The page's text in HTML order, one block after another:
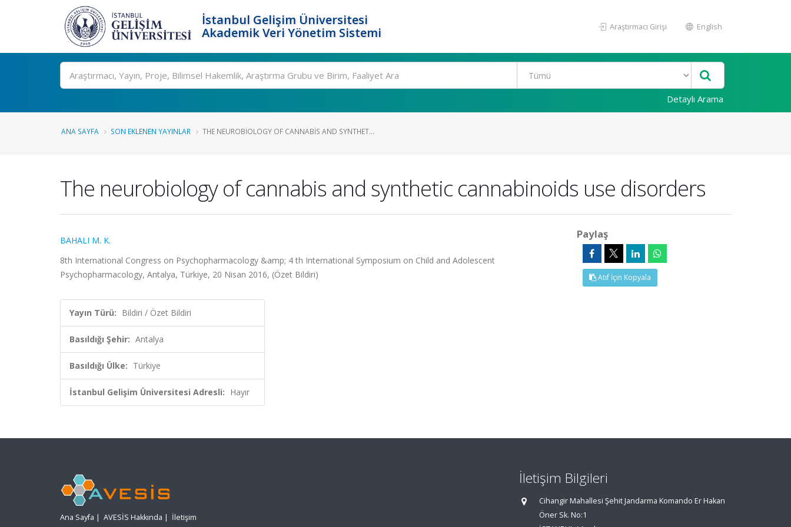
İstanbul Gelişim Üniversitesi
Akademik Veri Yönetim Sistemi
Araştırmacı Girişi English
Ara
Detaylı Arama
ANA SAYFA SON EKLENEN YAYINLAR THE NEUROBIOLOGY OF CANNABIS AND SYNTHET...
The neurobiology of cannabis and synthetic cannabinoids use disorders
BAHALI M. K.
8th International Congress on Psychopharmacology &amp; 4 th International Symposium on Child and Adolescent
Psychopharmacology, Antalya, Türkiye, 20 Nisan 2016, (Özet Bildiri)
Yayın Türü: Bildiri / Özet Bildiri
Basıldığı Şehir: Antalya
Basıldığı Ülke: Türkiye
İstanbul Gelişim Üniversitesi Adresli: Hayır
Paylaş
Atıf İçin Kopyala
Ana Sayfa | AVESİS Hakkında | İletişim
İletişim Bilgileri
Cihangir Mahallesi Şehit Jandarma Komando Er Hakan
Öner Sk. No:1